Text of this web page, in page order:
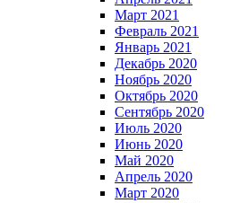
Март 2021
Февраль 2021
Январь 2021
Декабрь 2020
Ноябрь 2020
Октябрь 2020
Сентябрь 2020
Июль 2020
Июнь 2020
Май 2020
Апрель 2020
Март 2020